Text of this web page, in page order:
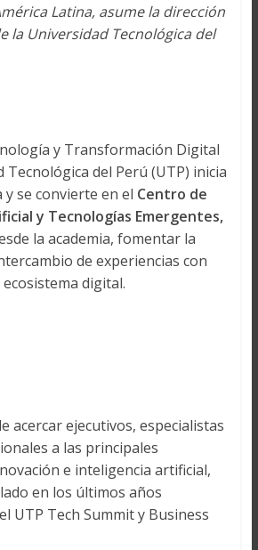
Latina, asume la dirección
la Universidad Tecnológica del
y Transformación Digital
Tecnológica del Perú (UTP) inicia
se convierte en el Centro de
y Tecnologías Emergentes,
la academia, fomentar la
de experiencias con
digital.
acercar ejecutivos, especialistas
a las principales
e inteligencia artificial,
en los últimos años
UTP Tech Summit y Business